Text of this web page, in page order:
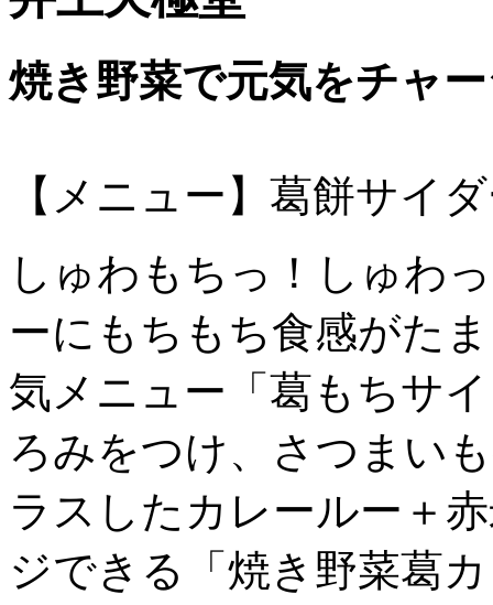
焼き野菜で元気をチャ
【メニュー】葛餅サイ
しゅわもちっ！しゅわ
ーにもちもち食感がた
気メニュー「葛もちサ
ろみをつけ、さつまい
ラスしたカレールー＋
ジできる「焼き野菜葛